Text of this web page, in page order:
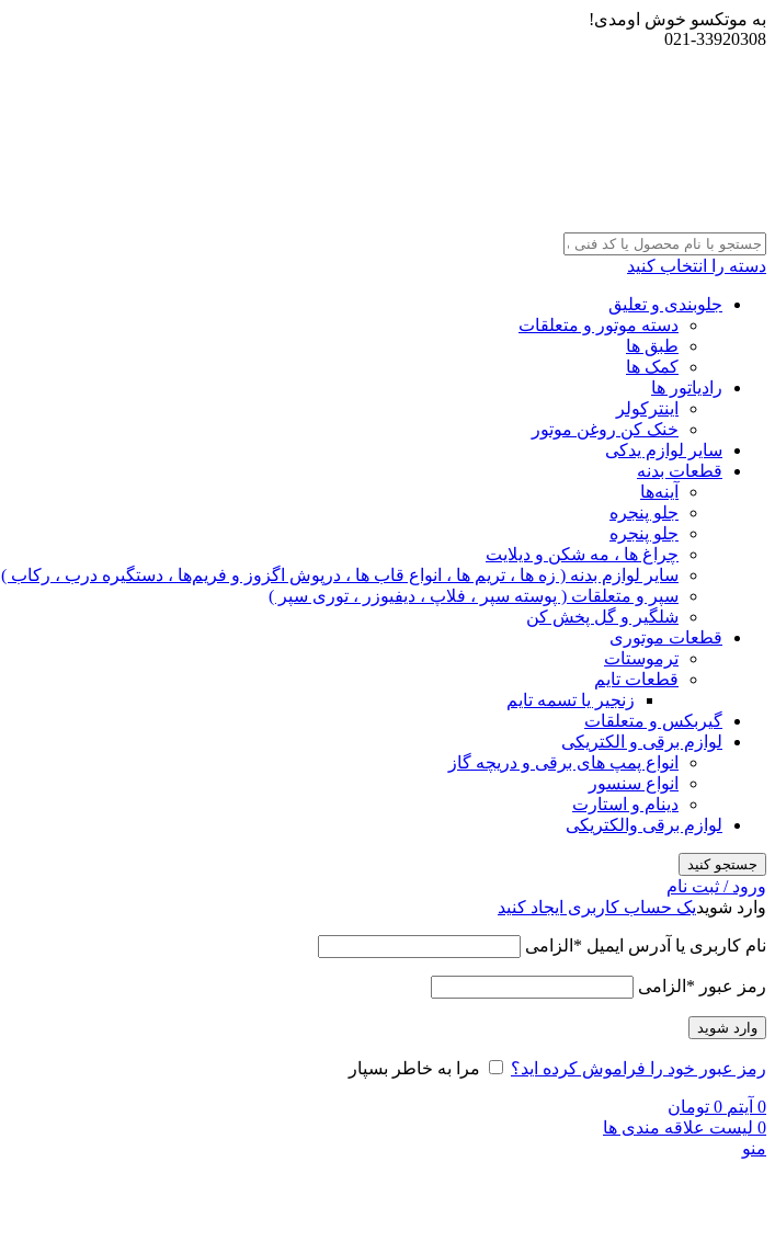
به موتکسو خوش اومدی!
021-33920308
دسته را انتخاب کنید
جلوبندی و تعلیق
دسته موتور و متعلقات
طبق ها
کمک ها
رادیاتور ها
اینترکولر
خنک کن روغن موتور
سایر لوازم یدکی
قطعات بدنه
آینه‌ها
جلو پنجره
جلو پنجره
چراغ‌ ها ، مه‌ شکن و دیلایت
سایر لوازم بدنه ( زه ها ، تریم ها ، انواع قاب ها ، درپوش اگزوز و فریم‌ها ، دستگیره درب ، رکاب )
سپر و متعلقات ( پوسته سپر ، فلاپ ، دیفیوزر ، توری سپر )
شلگیر و گل‌ پخش‌ کن
قطعات موتوری
ترموستات
قطعات تایم
زنجیر یا تسمه تایم
گیربکس و متعلقات
لوازم برقی و الکتریکی
انواع پمپ های برقی و دریچه گاز
انواع سنسور
دینام و استارت
لوازم برقی والکتریکی
جستجو کنید
ورود / ثبت نام
وارد شویدیک حساب کاربری ایجاد کنید
نام کاربری یا آدرس ایمیل * الزامی
رمز عبور * الزامی
وارد شوید
رمز عبور خود را فراموش کرده اید؟ مرا به خاطر بسپار
0 آیتم 0 تومان
0 لیست علاقه مندی ها
منو